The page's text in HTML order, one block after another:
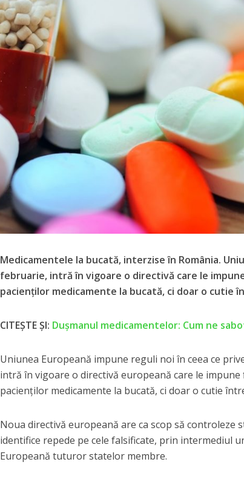
Medicamentele la bucată, interzise în România.
februarie, intră în vigoare o directivă care le
pacienților medicamente la bucată, ci doar o cutie
CITEȘTE ȘI: Duşmanul medicamentelor: Cum ne
Uniunea Europeană impune reguli noi în ceea ce
intră în vigoare o directivă europeană care le
pacienților medicamente la bucată, ci doar o cutie
Noua directivă europeană are ca scop să controleze
identifice repede pe cele falsificate, prin intermediul
Europeană tuturor statelor membre.